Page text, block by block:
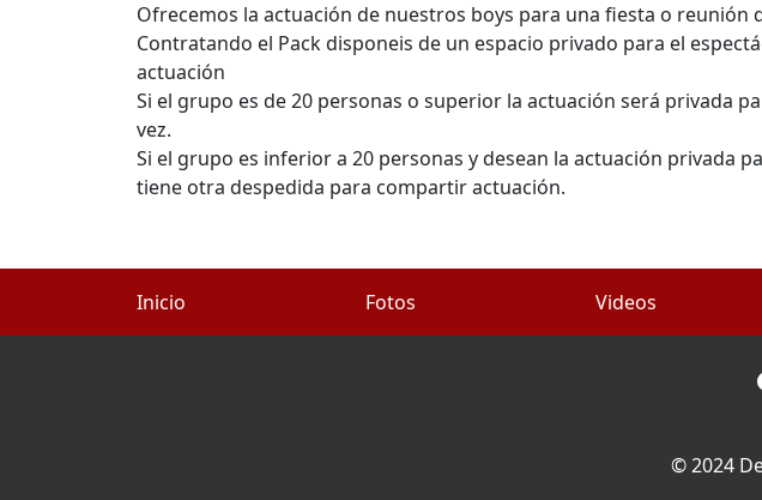
Ofrecemos la actuación de nuestros boys para una fiesta o reunión
Contratando el Pack disponeis de un espacio privado para el
actuación
Si el grupo es de 20 personas o superior la actuación será privada
vez.
Si el grupo es inferior a 20 personas y desean la actuación privada
tiene otra despedida para compartir actuación.
Inicio Fotos Videos
© 2024